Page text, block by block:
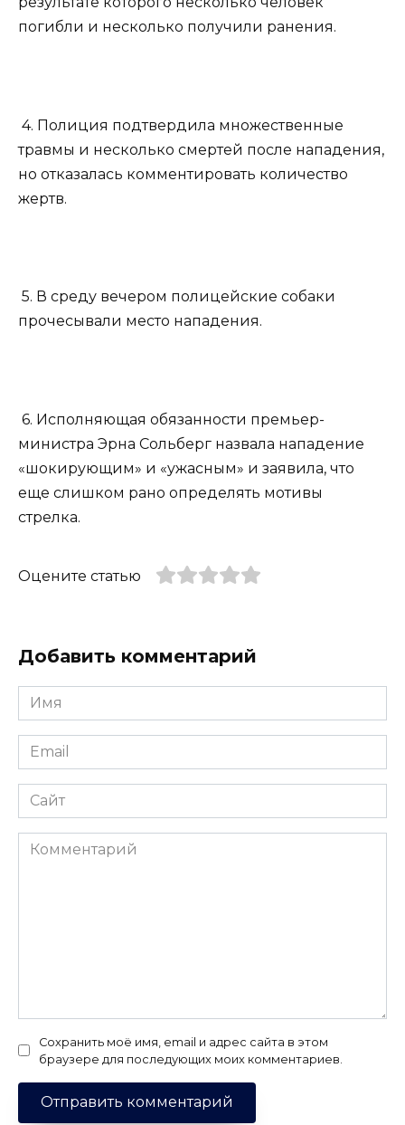
погибли и несколько получили ранения.
4. Полиция подтвердила множественные
травмы и несколько смертей после нападения,
но отказалась комментировать количество
жертв.
5. В среду вечером полицейские собаки
прочесывали место нападения.
6. Исполняющая обязанности премьер-
министра Эрна Сольберг назвала нападение
«шокирующим» и «ужасным» и заявила, что
еще слишком рано определять мотивы
стрелка.
Оцените статью
Добавить комментарий
Имя
*
Email
*
Сайт
Комментарий
Сохранить моё имя, email и адрес сайта в этом
браузере для последующих моих комментариев.